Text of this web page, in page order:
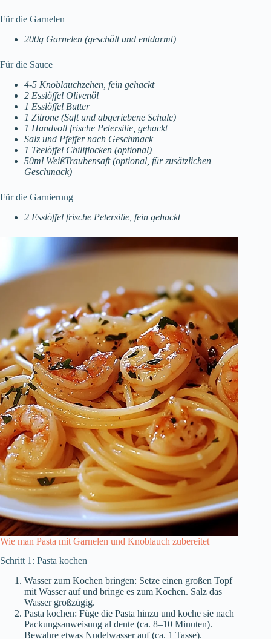
Für die Garnelen
200g Garnelen (geschält und entdarmt)
Für die Sauce
4-5 Knoblauchzehen, fein gehackt
2 Esslöffel Olivenöl
1 Esslöffel Butter
1 Zitrone (Saft und abgeriebene Schale)
1 Handvoll frische Petersilie, gehackt
Salz und Pfeffer nach Geschmack
1 Teelöffel Chiliflocken (optional)
50ml WeißTraubensaft (optional, für zusätzlichen
Geschmack)
Für die Garnierung
2 Esslöffel frische Petersilie, fein gehackt
Wie man Pasta mit Garnelen und Knoblauch zubereitet
Schritt 1: Pasta kochen
Wasser zum Kochen bringen: Setze einen großen Topf
mit Wasser auf und bringe es zum Kochen. Salz das
Wasser großzügig.
Pasta kochen: Füge die Pasta hinzu und koche sie nach
Packungsanweisung al dente (ca. 8–10 Minuten).
Bewahre etwas Nudelwasser auf (ca. 1 Tasse).